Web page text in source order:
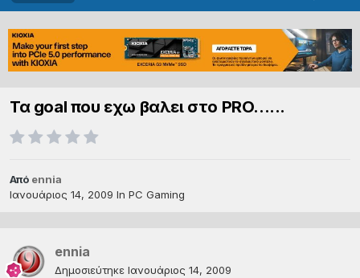
Τα goal που εχω βαλει στο PRO......
Από ennia
Ιανουάριος 14, 2009 In PC Gaming
ennia
Δημοσιεύτηκε Ιανουάριος 14, 2009